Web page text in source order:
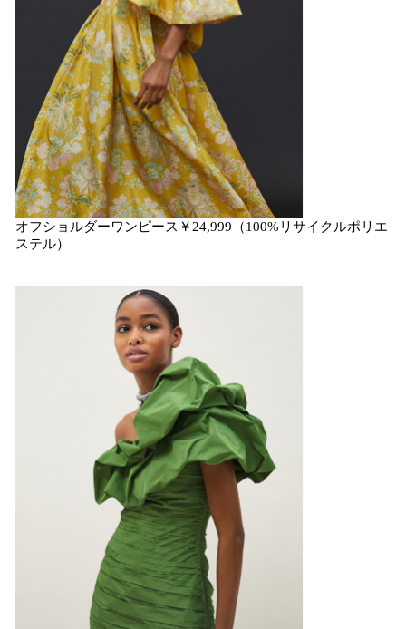
オフショルダーワンピース￥24,999（100%リサイクルポリエ
ステル）